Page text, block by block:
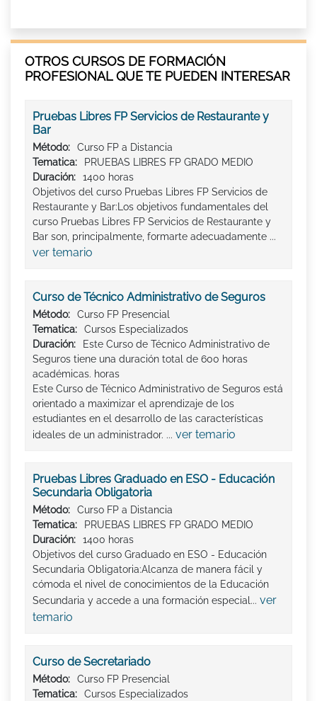
OTROS CURSOS DE FORMACIÓN
PROFESIONAL QUE TE PUEDEN INTERESAR
Pruebas Libres FP Servicios de Restaurante y
Bar
Método:
Curso FP a Distancia
Tematica:
PRUEBAS LIBRES FP GRADO MEDIO
Duración:
1400 horas
Objetivos del curso Pruebas Libres FP Servicios de
Restaurante y Bar:Los objetivos fundamentales del
curso Pruebas Libres FP Servicios de Restaurante y
Bar son, principalmente, formarte adecuadamente ...
ver temario
Curso de Técnico Administrativo de Seguros
Método:
Curso FP Presencial
Tematica:
Cursos Especializados
Duración:
Este Curso de Técnico Administrativo de
Seguros tiene una duración total de 600 horas
académicas. horas
Este Curso de Técnico Administrativo de Seguros está
orientado a maximizar el aprendizaje de los
estudiantes en el desarrollo de las características
ideales de un administrador. ... ver temario
Pruebas Libres Graduado en ESO - Educación
Secundaria Obligatoria
Método:
Curso FP a Distancia
Tematica:
PRUEBAS LIBRES FP GRADO MEDIO
Duración:
1400 horas
Objetivos del curso Graduado en ESO - Educación
Secundaria Obligatoria:Alcanza de manera fácil y
cómoda el nivel de conocimientos de la Educación
Secundaria y accede a una formación especial... ver
temario
Curso de Secretariado
Método:
Curso FP Presencial
Tematica:
Cursos Especializados